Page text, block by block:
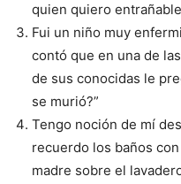
quien quiero
Fui un niño muy
contó que en una de
de sus conocidas le
se murió?”
Tengo noción de mí
recuerdo los baños
madre sobre el